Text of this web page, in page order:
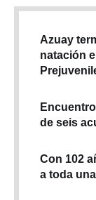
Azuay
natación
de seis
Con 102
a toda